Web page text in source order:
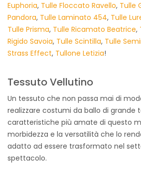
Euphoria, Tulle Floccato Ravello, Tulle
Pandora, Tulle Laminato 454, Tulle
Tulle Prisma, Tulle Ricamato Beatrice,
Rigido Savoia, Tulle Scintilla, Tulle
Strass Effect, Tullone Letizia!
Tessuto Vellutino
Un tessuto che non passa mai di
realizzare costumi da ballo di grande
caratteristiche più amate di questo
morbidezza e la versatilità che lo
adatto ad essere trasformato nel
spettacolo.